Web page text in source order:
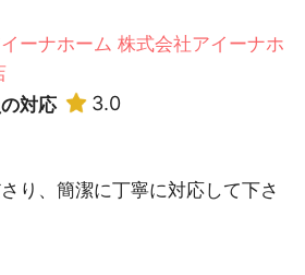
ーナホーム 株式会社アイーナホ
対応
3.0
り、簡潔に丁寧に対応して下さ